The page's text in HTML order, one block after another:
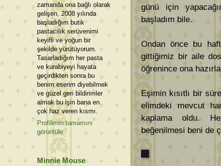
günü için
başladım bile.
Ondan önce bu
gittiğimiz bir aile
öğrenince ona
Eşimin kısıtlı bir
elimdeki mevcut
kaplama oldu.
beğenilmesi beni de
zamanda ona bağlı olarak
gelişen, 2008 yılında
başladığım butik
pastacılık serüvenimi
keyifli ve yoğun bir
şekilde yürütüyorum.
Tasarladığım her pasta
ve kurabiyeyi hayata
geçirdikten sonra bu
benim eserim diyebilmek
ve güzel geri bildirimler
almak bu işin bana en
çok haz veren kısmı.
Profilimin tamamını
görüntüle
Minnie Mouse